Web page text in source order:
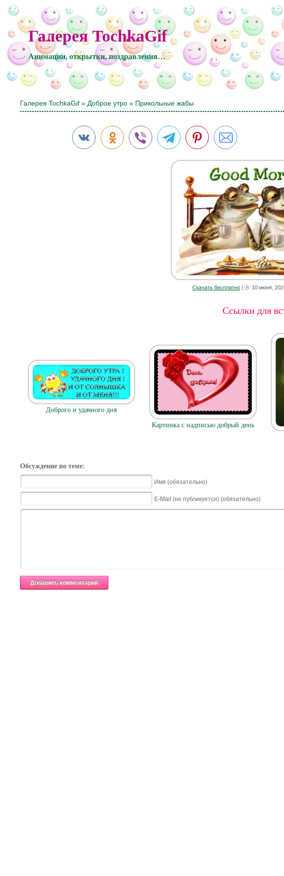
Галерея TochkaGif
Анимации, открытки, поздравления…
Галерея TochkaGif » Доброе утро » Прикольные жабы
Скачать бесплатно| 10 июня,
Ссылки для
Доброго и удачного дня
Картинка с надписью добрый день
Обсуждение по теме:
Имя (обязательно)
E-Mail (не публикуется) (обязательно)